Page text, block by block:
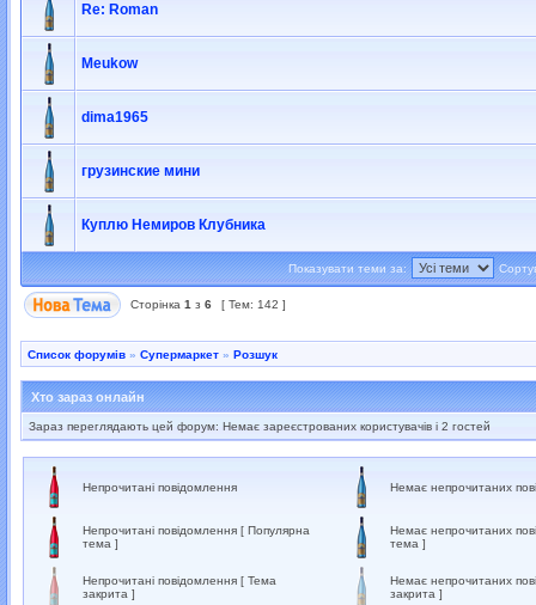
Re: Roman
Meukow
dima1965
грузинские мини
Куплю Немиров Клубника
Показувати теми за:
Сторінка 1 з 6 [ Тем: 142 ]
Список форумів » Супермаркет » Розшук
Хто зараз онлайн
Зараз переглядають цей форум: Немає зареєстрованих користувачів і 2 гостей
Непрочитані повідомлення Немає непрочитаних
Непрочитані повідомлення [ Популярна
тема ]
Немає непрочитаних
тема ]
Непрочитані повідомлення [ Тема
закрита ]
Немає непрочитаних
закрита ]